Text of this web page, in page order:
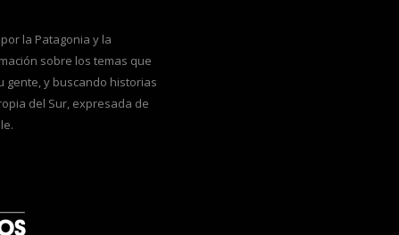
la Patagonia y la
sobre los temas que
gente, y buscando historias
del Sur, expresada de